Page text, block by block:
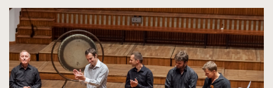
spowoduje
powiększenie
zdjęcia
do
rozmiarów
oryginalnych